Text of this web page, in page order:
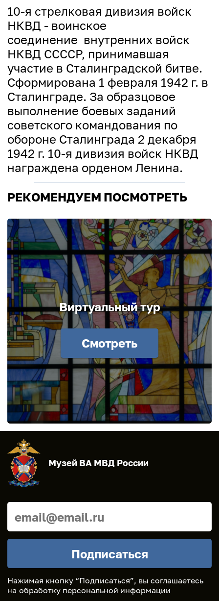
10-я стрелковая дивизия войск
НКВД - воинское
соединение внутренних войск
НКВД ССССР, принимавшая
участие в Сталинградской битве.
Сформирована 1 февраля 1942 г. в
Сталинграде. За образцовое
выполнение боевых заданий
советского командования по
обороне Сталинграда 2 декабря
1942 г. 10-я дивизия войск НКВД
награждена орденом Ленина.
РЕКОМЕНДУЕМ ПОСМОТРЕТЬ
Виртуальный тур
Смотреть
Музей ВА МВД России
Нажимая кнопку “Подписаться”, вы соглашаетесь
на обработку персональной информации